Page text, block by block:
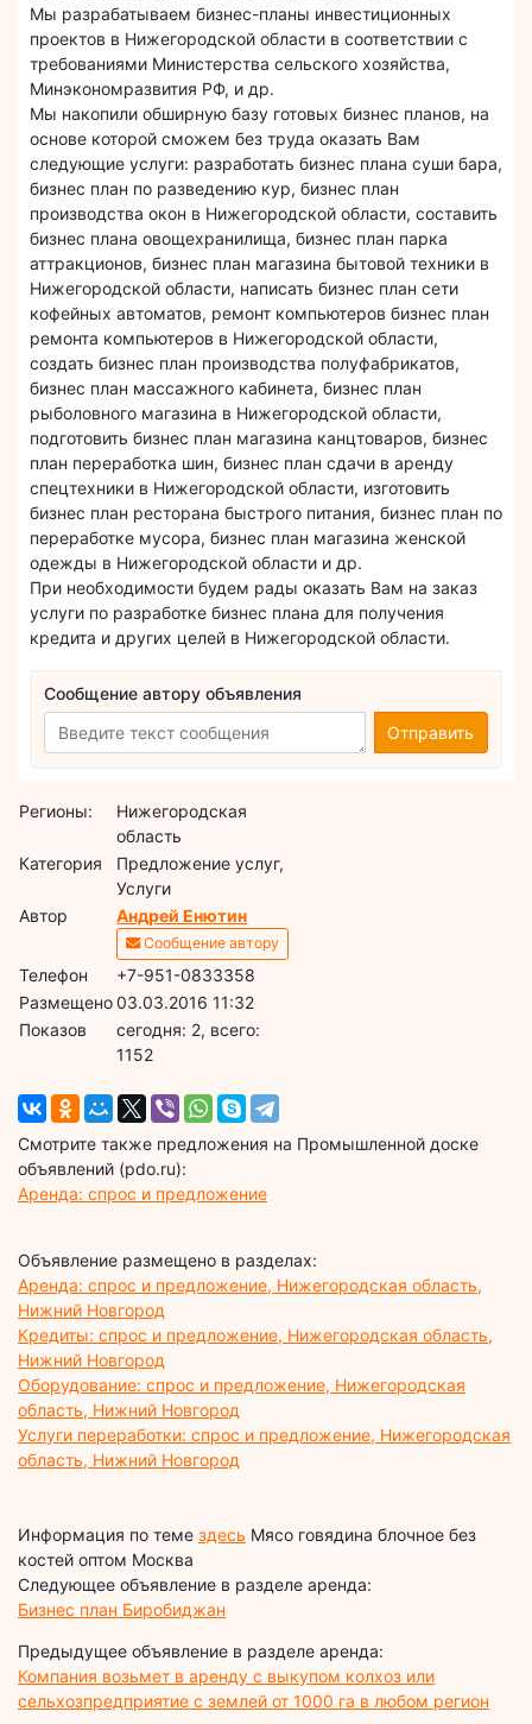
Мы разрабатываем бизнес-планы инвестиционных
проектов в Нижегородской области в соответствии с
требованиями Министерства сельского хозяйства,
Минэкономразвития РФ, и др.
Мы накопили обширную базу готовых бизнес планов, на
основе которой сможем без труда оказать Вам
следующие услуги: разработать бизнес плана суши бара,
бизнес план по разведению кур, бизнес план
производства окон в Нижегородской области, составить
бизнес плана овощехранилища, бизнес план парка
аттракционов, бизнес план магазина бытовой техники в
Нижегородской области, написать бизнес план сети
кофейных автоматов, ремонт компьютеров бизнес план
ремонта компьютеров в Нижегородской области,
создать бизнес план производства полуфабрикатов,
бизнес план массажного кабинета, бизнес план
рыболовного магазина в Нижегородской области,
подготовить бизнес план магазина канцтоваров, бизнес
план переработка шин, бизнес план сдачи в аренду
спецтехники в Нижегородской области, изготовить
бизнес план ресторана быстрого питания, бизнес план по
переработке мусора, бизнес план магазина женской
одежды в Нижегородской области и др.
При необходимости будем рады оказать Вам на заказ
услуги по разработке бизнес плана для получения
кредита и других целей в Нижегородской области.
Сообщение автору объявления
Отправить
Регионы:
Нижегородская
область
Категория
Предложение услуг,
Услуги
Автор
Андрей Енютин
Сообщение автору
Телефон
+7-951-0833358
Размещено03.03.2016 11:32
Показов
cегодня: 2, всего:
1152
Смотрите также предложения на Промышленной доске
объявлений (pdo.ru):
Аренда: спрос и предложение
Объявление размещено в разделах:
Аренда: спрос и предложение, Нижегородская область,
Нижний Новгород
Кредиты: спрос и предложение, Нижегородская область,
Нижний Новгород
Оборудование: спрос и предложение, Нижегородская
область, Нижний Новгород
Услуги переработки: спрос и предложение, Нижегородская
область, Нижний Новгород
Информация по теме здесь Мясо говядина блочное без
костей оптом Москва
Следующее объявление в разделе аренда:
Бизнес план Биробиджан
Предыдущее объявление в разделе аренда:
Компания возьмет в аренду с выкупом колхоз или
сельхозпредприятие с землей от 1000 га в любом регион